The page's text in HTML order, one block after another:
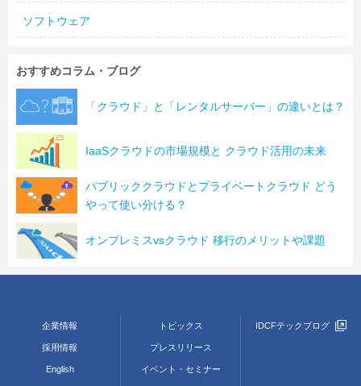
ソフトウェア
おすすめコラム・ブログ
「クラウド」と「レンタルサーバー」の違いとは？
IaaSクラウドの市場規模と クラウド活用の未来
パブリッククラウドとプライベートクラウド どう
やって使い分ける？
オンプレミスvsクラウド 移行のメリットや課題
企業情報
採用情報
English
トピックス
プレスリリース
イベント・セミナー
IDCFテックブログ